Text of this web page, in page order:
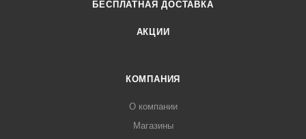
БЕСПЛАТНАЯ ДОСТАВКА
АКЦИИ
КОМПАНИЯ
О компании
Магазины